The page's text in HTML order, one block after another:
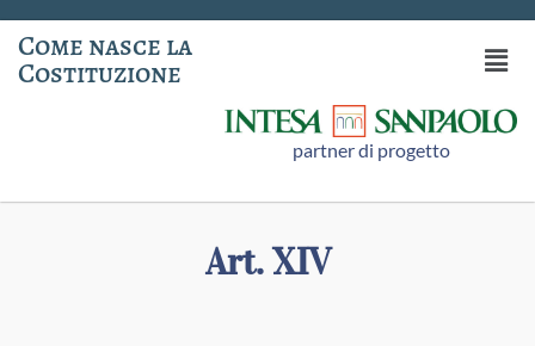
Come nasce la
Costituzione
partner di progetto
Art. XIV